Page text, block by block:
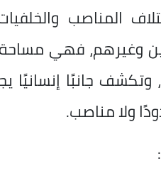
المناصب
وغيرهم، فهي
وتكشف جانبًا
ولا مناصب.